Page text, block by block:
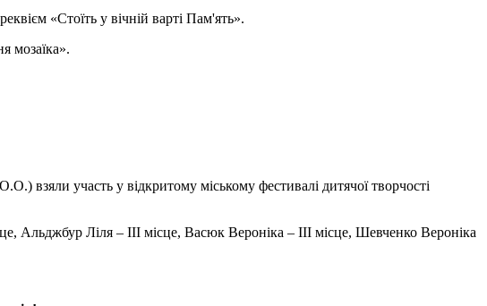
«Стоїть у вічній варті Пам'ять».
мозаїка».
взяли участь у відкритому міському фестивалі дитячої творчості
Альджбур Ліля – ІІІ місце, Васюк Вероніка – ІІІ місце, Шевченко Вероніка